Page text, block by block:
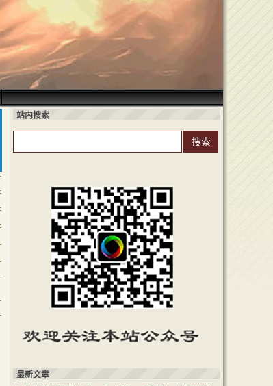
站内搜索
最新文章